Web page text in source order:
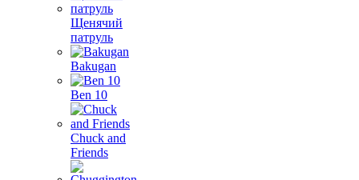
Щенячий
патруль
Bakugan
Ben 10
Chuck and
Friends